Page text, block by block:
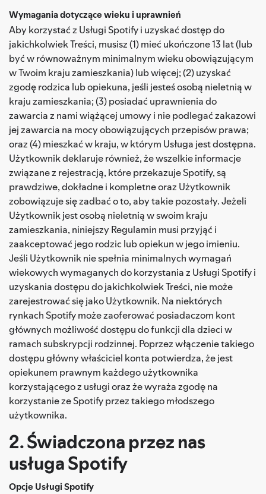
Wymagania dotyczące wieku i uprawnień
Aby korzystać z Usługi Spotify i uzyskać dostęp do
jakichkolwiek Treści, musisz (1) mieć ukończone 13 lat (lub
być w równoważnym minimalnym wieku obowiązującym
w Twoim kraju zamieszkania) lub więcej; (2) uzyskać
zgodę rodzica lub opiekuna, jeśli jesteś osobą nieletnią w
kraju zamieszkania; (3) posiadać uprawnienia do
zawarcia z nami wiążącej umowy i nie podlegać zakazowi
jej zawarcia na mocy obowiązujących przepisów prawa;
oraz (4) mieszkać w kraju, w którym Usługa jest dostępna.
Użytkownik deklaruje również, że wszelkie informacje
związane z rejestracją, które przekazuje Spotify, są
prawdziwe, dokładne i kompletne oraz Użytkownik
zobowiązuje się zadbać o to, aby takie pozostały. Jeżeli
Użytkownik jest osobą nieletnią w swoim kraju
zamieszkania, niniejszy Regulamin musi przyjąć i
zaakceptować jego rodzic lub opiekun w jego imieniu.
Jeśli Użytkownik nie spełnia minimalnych wymagań
wiekowych wymaganych do korzystania z Usługi Spotify i
uzyskania dostępu do jakichkolwiek Treści, nie może
zarejestrować się jako Użytkownik. Na niektórych
rynkach Spotify może zaoferować posiadaczom kont
głównych możliwość dostępu do funkcji dla dzieci w
ramach subskrypcji rodzinnej. Poprzez włączenie takiego
dostępu główny właściciel konta potwierdza, że jest
opiekunem prawnym każdego użytkownika
korzystającego z usługi oraz że wyraża zgodę na
korzystanie ze Spotify przez takiego młodszego
użytkownika.
2. Świadczona przez nas
usługa Spotify
Opcje Usługi Spotify